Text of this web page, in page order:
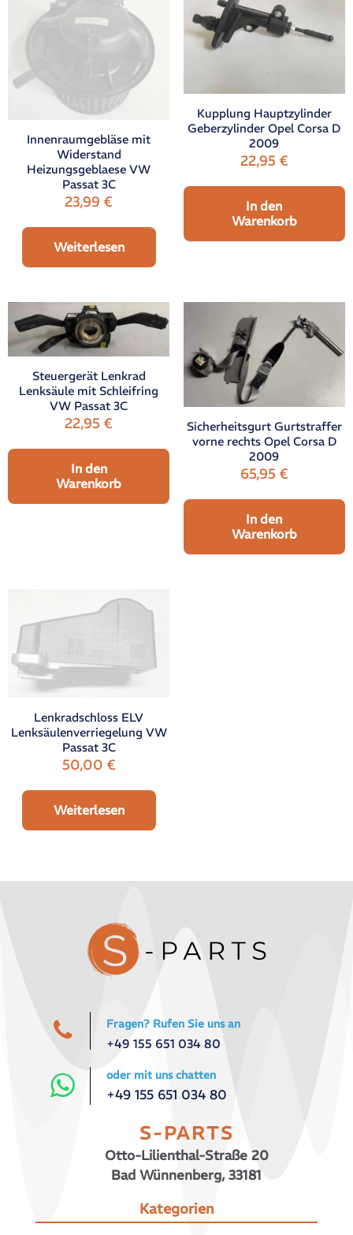
Innenraumgebläse mit
Widerstand
Heizungsgeblaese VW
Passat 3C
23,99€
Weiterlesen
Kupplung Hauptzylinder
Geberzylinder Opel Corsa D
2009
22,95 €
In den
Warenkorb
Steuergerät Lenkrad
Lenksäule mit Schleifring
VW Passat 3C
22,95€
In den
Warenkorb
Sicherheitsgurt Gurtstraffer
vorne rechts Opel Corsa D
2009
65,95 €
In den
Warenkorb
Lenkradschloss ELV
Lenksäulenverriegelung VW
Passat 3C
50,00 €
Weiterlesen
Fragen? Rufen Sie uns an
+49 155 651 034 80
oder mit uns chatten
+49 155 651 034 80
S-PARTS
Otto-Lilienthal-Straße 20
Bad Wünnenberg, 33181
Kategorien